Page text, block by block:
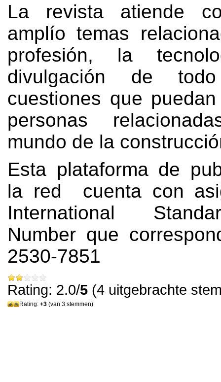
La revista atiende
amplío temas
profesión, la
divulgación de
cuestiones que
personas
mundo de la
Esta plataforma de
la red cuenta con
International
Number que
2530-7851
Rating: 2.0/5 (4 uitgebrachte
Rating: +3 (van 3 stemmen)